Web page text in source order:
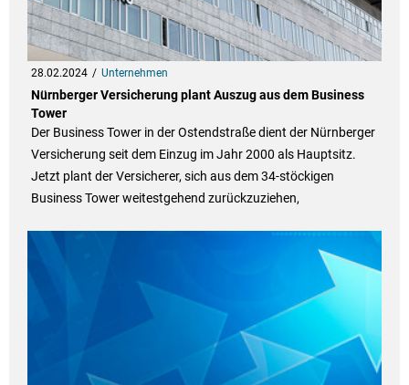
28.02.2024 Unternehmen
Nürnberger Versicherung plant Auszug aus dem Business
Tower
Der Business Tower in der Ostendstraße dient der Nürnberger
Versicherung seit dem Einzug im Jahr 2000 als Hauptsitz.
Jetzt plant der Versicherer, sich aus dem 34-stöckigen
Business Tower weitestgehend zurückzuziehen,